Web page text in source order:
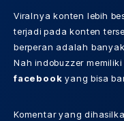
Viralnya konten lebih
terjadi pada konten
berperan adalah
Nah indobuzzer
facebook yang bisa
Komentar yang